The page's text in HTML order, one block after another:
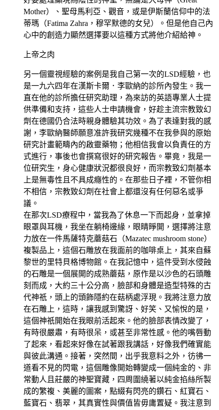
Mother）、聖母馬利亞、觀音，或是伊斯蘭信仰中的法
蒂瑪（Fatima Zahra，穆罕默德的女兒）。但是他自己內
心中的創造力顯然選擇要以這種方式將他介紹給神。
上帝之肉
另一個靈視經驗的案例是我自己第一次的LSD經驗，也
是一九六四年在漢斯卡爾．李歐納的診所內發生。我一
直在他的診所擔任研究助理，為來訪的英語專業人士提
供準備和支持，這些人士申請機會，好趁主流宗教致幻
劑在德國仍合法時親身體驗其功效。為了表達對我的感
謝，李歐納醫師願意准許我研究幾種不在我參與的原始
研究計畫範疇內的啟靈藥物；他相信我會以負責任的方
式進行，事後也會撰寫很好的研究報告。畢竟，我是一
位研究生，身心健康狀況都很良好，而宗教致幻劑基本
上是無毒性且不具成癮性的。在那些日子裡，不管你相
不相信，宗教致幻劑在社會上都還沒有任何惡名或爭
議。
在那次LSD療程中，當我為了休息一下而起身，並拿掉
眼罩與耳機，我坐在躺椅邊緣，眼睛睜開，選擇將注意
力放在一件馬薩特克蘑菇石（Mazatec mushroom stone）
複製品上，這個石雕放在我面前的咖啡桌上，其來自蘇
黎世的里特貝格博物館。在我記憶中，這件受到水侵蝕
的石雕是一個展開的成熟蘑菇，原作是以沙色的石頭雕
刻而成，大約三十公分高，臉部和身體是造型特殊的古
代神祇，頭上的頭飾隱約在菇柄處浮現。我將注意力放
在石雕上，這時，讓我感到驚訝、好笑、又愉悅的是，
這個神祇開始在我眼前活起來。他的臉部表情改變了，
有時很嚴肅，有時很呆，或甚至非常性感。他的嘴唇動
了起來，看起來好像在試著跟我講話，好像我們確實能
與彼此溝通。接著，突然間，出乎我意料之外，彷彿一
道看不見的閃電，這個雕像開始轉變成一個純金的、非
常動人且莊嚴的神聖寶藏，四周圍繞著以純金掐絲所製
成的繁複、美麗的圖案，點綴有閃亮的鑽石、紅寶石、
藍寶石、翡翠，其真實性與價值皆毋庸置疑。我注意到